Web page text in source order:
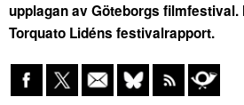
upplagan av Göteborgs filmfestival.
Torquato Lidéns festivalrapport.